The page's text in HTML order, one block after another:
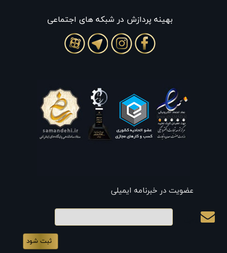
بهينه پردازش در شبکه های اجتماعی
عضویت در خبرنامه ایمیلی